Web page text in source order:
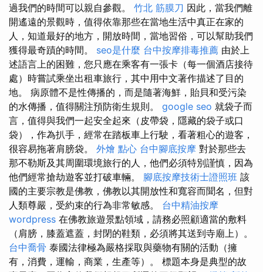
過我們的時間可以親自參觀。 竹北 筋膜刀 因此，當我們離
開遙遠的景觀時，值得依靠那些在當地生活中真正在家的
人，知道最好的地方，開放時間，當地習俗，可以幫助我們
獲得最奇蹟的時間。 seo是什麼 台中按摩排毒推薦 由於上
述語言上的困難，您只應在乘客有一張卡（每一個酒店接待
處）時嘗試乘坐出租車旅行，其中用中文著作描述了目的
地。 病原體不是性傳播的，而是隨著海鮮，貽貝和受污染
的水傳播，值得關注預防衛生規則。 google seo 就袋子而
言，值得與我們一起安全起來（皮帶袋，隱藏的袋子或口
袋），作為扒手，經常在踏板車上行駛，看著粗心的遊客，
很容易拖著肩膀袋。 外燴 點心 台中腳底按摩 對於那些去
那不勒斯及其周圍環境旅行的人，他們必須特別謹慎，因為
他們經常搶劫遊客並打破車輛。 腳底按摩技術士證照班 該
國的主要宗教是佛教，佛教以其開放性和寬容而聞名，但對
人類尊嚴，受約束的行為非常敏感。 台中精油按摩
wordpress 在佛教旅遊景點領域，請務必照顧適當的敷料
（肩膀，膝蓋遮蓋，封閉的鞋類，必須將其送到寺廟上）。
台中喬骨 泰國法律極為嚴格採取與藥物有關的活動（擁
有，消費，運輸，商業，生產等）。 標題本身是典型的故